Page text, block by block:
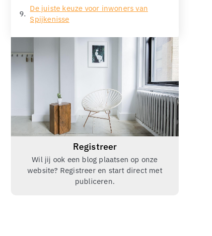
De juiste keuze voor inwoners van
Spijkenisse
Registreer
Wil jij ook een blog plaatsen op onze
website? Registreer en start direct met
publiceren.